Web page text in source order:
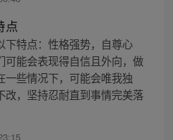
点
特点：性格强势，自尊心
可能会表现得自信且外向，做
一些情况下，可能会唯我独
，坚持忍耐直到事情完美落